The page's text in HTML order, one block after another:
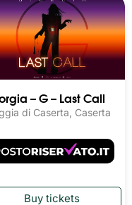
– G – Last Call
di Caserta, Caserta